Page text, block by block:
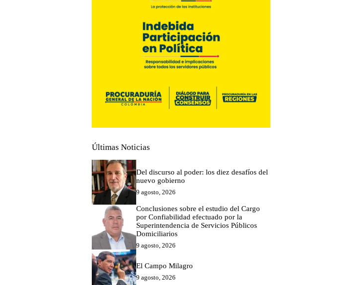
Últimas Noticias
Del discurso al poder: los diez desafíos del
nuevo gobierno
9 agosto, 2026
Conclusiones sobre el estudio del Cargo
por Confiabilidad efectuado por la
Superintendencia de Servicios Públicos
Domiciliarios
9 agosto, 2026
El Campo Milagro
9 agosto, 2026